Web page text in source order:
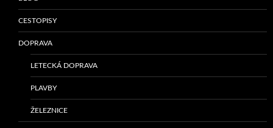
CESTOPISY
DOPRAVA
LETECKÁ DOPRAVA
PLAVBY
ŽELEZNICE